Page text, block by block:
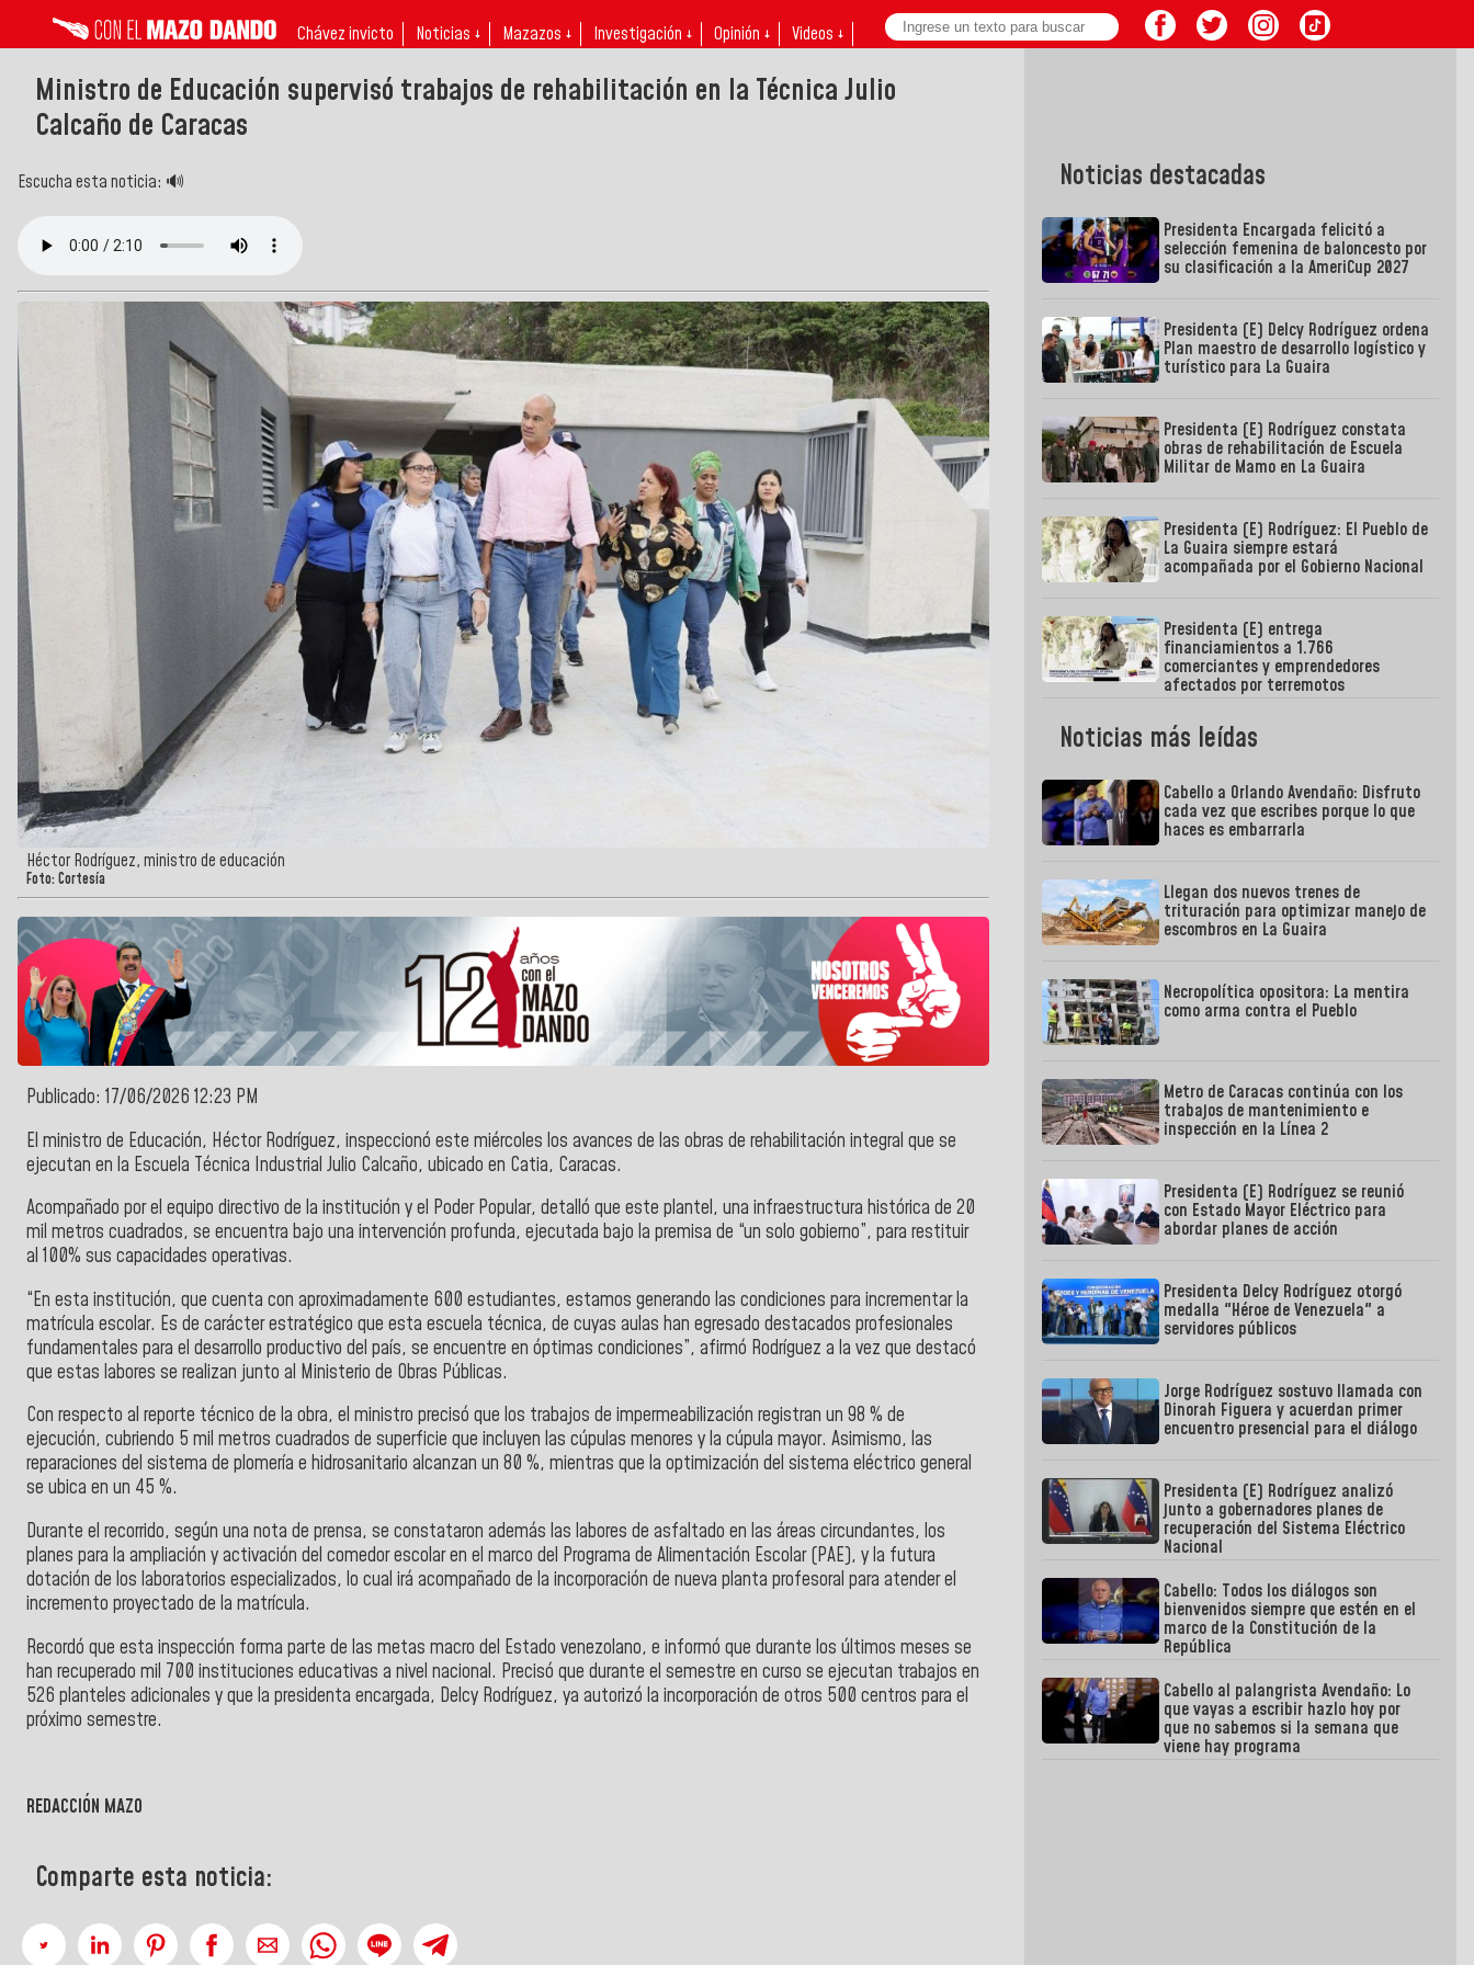
Chávez invicto Noticias ↓ Mazazos ↓ Investigación ↓ Opinión ↓ Videos ↓
Ministro de Educación supervisó trabajos de rehabilitación en la Técnica Julio
Calcaño de Caracas
Escucha esta noticia: 🔊
Héctor Rodríguez, ministro de educación
Foto: Cortesía
Publicado: 17/06/2026 12:23 PM
El ministro de Educación, Héctor Rodríguez, inspeccionó este miércoles los avances de las obras de rehabilitación integral que se
ejecutan en la Escuela Técnica Industrial Julio Calcaño, ubicado en Catia, Caracas.
Acompañado por el equipo directivo de la institución y el Poder Popular, detalló que este plantel, una infraestructura histórica de 20
mil metros cuadrados, se encuentra bajo una intervención profunda, ejecutada bajo la premisa de “un solo gobierno”, para restituir
al 100% sus capacidades operativas.
“En esta institución, que cuenta con aproximadamente 600 estudiantes, estamos generando las condiciones para incrementar la
matrícula escolar. Es de carácter estratégico que esta escuela técnica, de cuyas aulas han egresado destacados profesionales
fundamentales para el desarrollo productivo del país, se encuentre en óptimas condiciones”, afirmó Rodríguez a la vez que destacó
que estas labores se realizan junto al Ministerio de Obras Públicas.
Con respecto al reporte técnico de la obra, el ministro precisó que los trabajos de impermeabilización registran un 98 % de
ejecución, cubriendo 5 mil metros cuadrados de superficie que incluyen las cúpulas menores y la cúpula mayor. Asimismo, las
reparaciones del sistema de plomería e hidrosanitario alcanzan un 80 %, mientras que la optimización del sistema eléctrico general
se ubica en un 45 %.
Durante el recorrido, según una nota de prensa, se constataron además las labores de asfaltado en las áreas circundantes, los
planes para la ampliación y activación del comedor escolar en el marco del Programa de Alimentación Escolar (PAE), y la futura
dotación de los laboratorios especializados, lo cual irá acompañado de la incorporación de nueva planta profesoral para atender el
incremento proyectado de la matrícula.
Recordó que esta inspección forma parte de las metas macro del Estado venezolano, e informó que durante los últimos meses se
han recuperado mil 700 instituciones educativas a nivel nacional. Precisó que durante el semestre en curso se ejecutan trabajos en
526 planteles adicionales y que la presidenta encargada, Delcy Rodríguez, ya autorizó la incorporación de otros 500 centros para el
próximo semestre.
REDACCIÓN MAZO
Comparte esta noticia:
Noticias destacadas
Presidenta Encargada felicitó a
selección femenina de baloncesto por
su clasificación a la AmeriCup 2027
Presidenta (E) Delcy Rodríguez ordena
Plan maestro de desarrollo logístico y
turístico para La Guaira
Presidenta (E) Rodríguez constata
obras de rehabilitación de Escuela
Militar de Mamo en La Guaira
Presidenta (E) Rodríguez: El Pueblo de
La Guaira siempre estará
acompañada por el Gobierno Nacional
Presidenta (E) entrega
financiamientos a 1.766
comerciantes y emprendedores
afectados por terremotos
Noticias más leídas
Cabello a Orlando Avendaño: Disfruto
cada vez que escribes porque lo que
haces es embarrarla
Llegan dos nuevos trenes de
trituración para optimizar manejo de
escombros en La Guaira
Necropolítica opositora: La mentira
como arma contra el Pueblo
Metro de Caracas continúa con los
trabajos de mantenimiento e
inspección en la Línea 2
Presidenta (E) Rodríguez se reunió
con Estado Mayor Eléctrico para
abordar planes de acción
Presidenta Delcy Rodríguez otorgó
medalla "Héroe de Venezuela" a
servidores públicos
Jorge Rodríguez sostuvo llamada con
Dinorah Figuera y acuerdan primer
encuentro presencial para el diálogo
Presidenta (E) Rodríguez analizó
junto a gobernadores planes de
recuperación del Sistema Eléctrico
Nacional
Cabello: Todos los diálogos son
bienvenidos siempre que estén en el
marco de la Constitución de la
República
Cabello al palangrista Avendaño: Lo
que vayas a escribir hazlo hoy por
que no sabemos si la semana que
viene hay programa